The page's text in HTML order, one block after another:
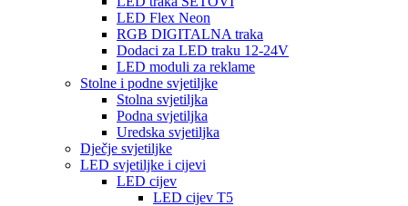
LED Flex Neon
RGB DIGITALNA traka
Dodaci za LED traku 12-24V
LED moduli za reklame
Stolne i podne svjetiljke
Stolna svjetiljka
Podna svjetiljka
Uredska svjetiljka
Dječje svjetiljke
LED svjetiljke i cijevi
LED cijev
LED cijev T5